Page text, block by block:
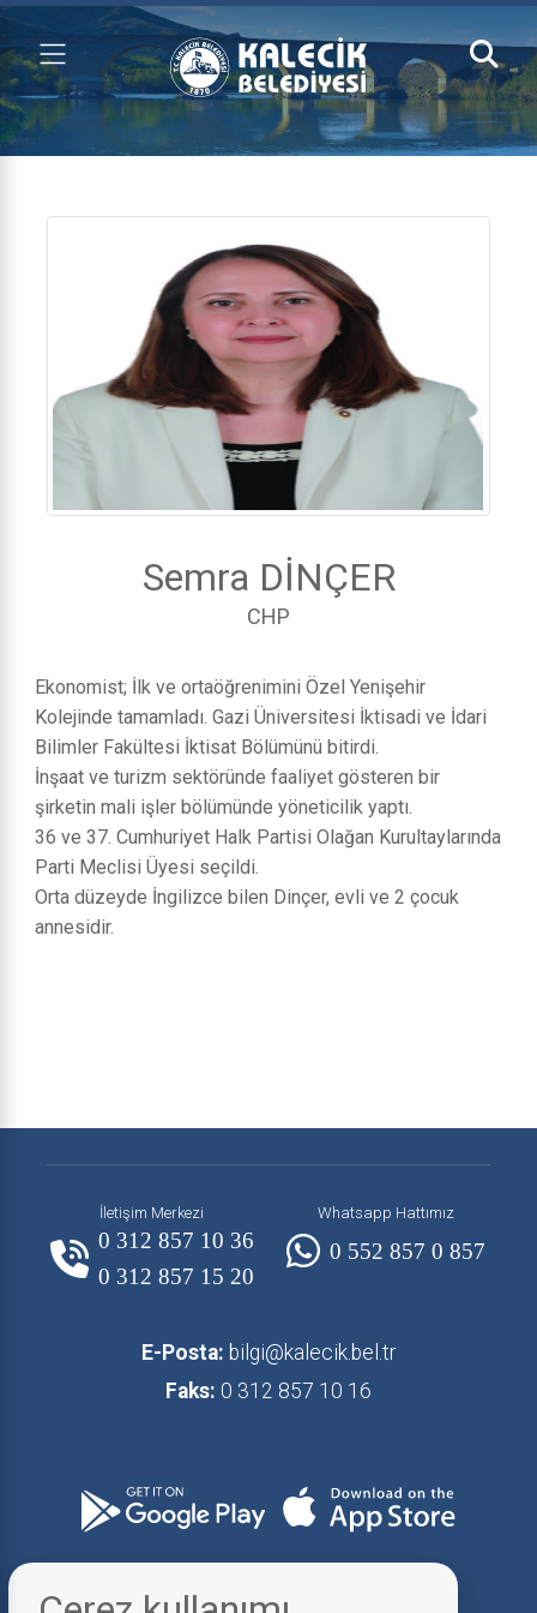
Semra DİNÇER
CHP
Ekonomist; İlk ve ortaöğrenimini Özel Yenişehir
Kolejinde tamamladı. Gazi Üniversitesi İktisadi ve İdari
Bilimler Fakültesi İktisat Bölümünü bitirdi.
İnşaat ve turizm sektöründe faaliyet gösteren bir
şirketin mali işler bölümünde yöneticilik yaptı.
36 ve 37. Cumhuriyet Halk Partisi Olağan Kurultaylarında
Parti Meclisi Üyesi seçildi.
Orta düzeyde İngilizce bilen Dinçer, evli ve 2 çocuk
annesidir.
İletişim Merkezi
0 312 857 10 36
0 312 857 15 20
Whatsapp Hattımız
0 552 857 0 857
E-Posta: bilgi@kalecik.bel.tr
Faks: 0 312 857 10 16